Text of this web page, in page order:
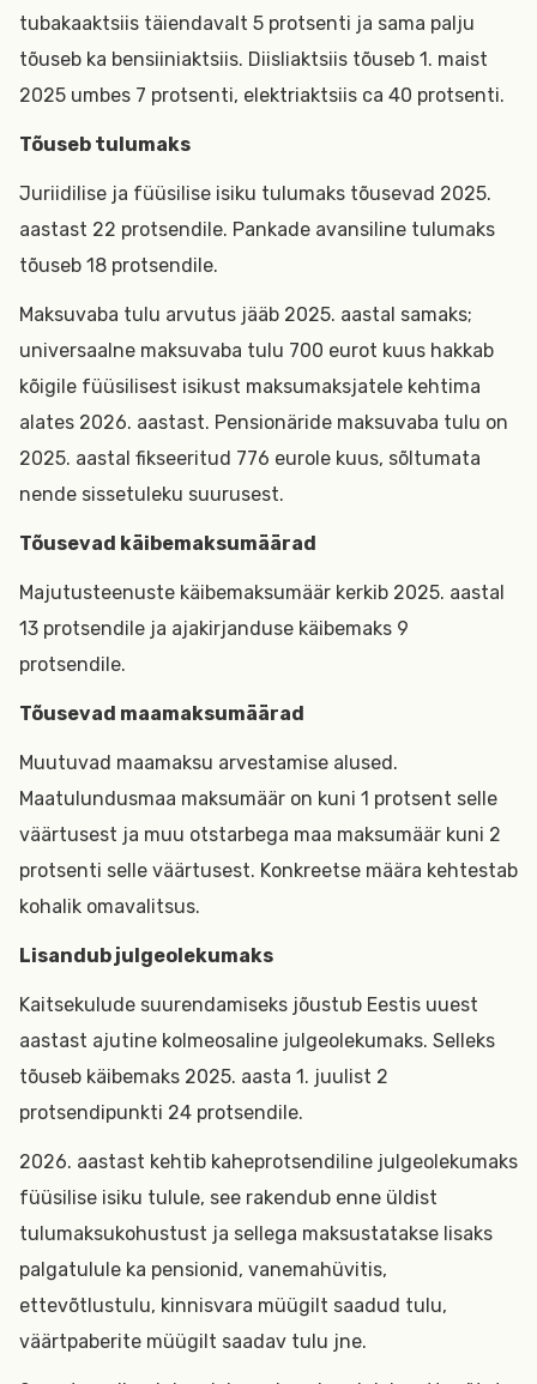
tubakaaktsiis täiendavalt 5 protsenti ja sama palju
tõuseb ka bensiiniaktsiis. Diisliaktsiis tõuseb 1. maist
2025 umbes 7 protsenti, elektriaktsiis ca 40 protsenti.
Tõuseb tulumaks
Juriidilise ja füüsilise isiku tulumaks tõusevad 2025.
aastast 22 protsendile. Pankade avansiline tulumaks
tõuseb 18 protsendile.
Maksuvaba tulu arvutus jääb 2025. aastal samaks;
universaalne maksuvaba tulu 700 eurot kuus hakkab
kõigile füüsilisest isikust maksumaksjatele kehtima
alates 2026. aastast. Pensionäride maksuvaba tulu on
2025. aastal fikseeritud 776 eurole kuus, sõltumata
nende sissetuleku suurusest.
Tõusevad käibemaksumäärad
Majutusteenuste käibemaksumäär kerkib 2025. aastal
13 protsendile ja ajakirjanduse käibemaks 9
protsendile.
Tõusevad maamaksumäärad
Muutuvad maamaksu arvestamise alused.
Maatulundusmaa maksumäär on kuni 1 protsent selle
väärtusest ja muu otstarbega maa maksumäär kuni 2
protsenti selle väärtusest. Konkreetse määra kehtestab
kohalik omavalitsus.
Lisandub julgeolekumaks
Kaitsekulude suurendamiseks jõustub Eestis uuest
aastast ajutine kolmeosaline julgeolekumaks. Selleks
tõuseb käibemaks 2025. aasta 1. juulist 2
protsendipunkti 24 protsendile.
2026. aastast kehtib kaheprotsendiline julgeolekumaks
füüsilise isiku tulule, see rakendub enne üldist
tulumaksukohustust ja sellega maksustatakse lisaks
palgatulule ka pensionid, vanemahüvitis,
ettevõtlustulu, kinnisvara müügilt saadud tulu,
väärtpaberite müügilt saadav tulu jne.